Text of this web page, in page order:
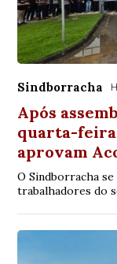
Sindborracha
Após
quarta-feira
aprovam
O Sindborracha
trabalhadores do